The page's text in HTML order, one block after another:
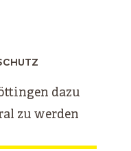
dazu
zu werden